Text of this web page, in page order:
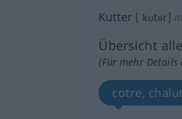
Kutter [ˈkʊtər] m
Übersicht
(Für mehr
cotre,